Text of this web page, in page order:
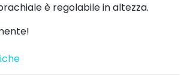
è regolabile in altezza.